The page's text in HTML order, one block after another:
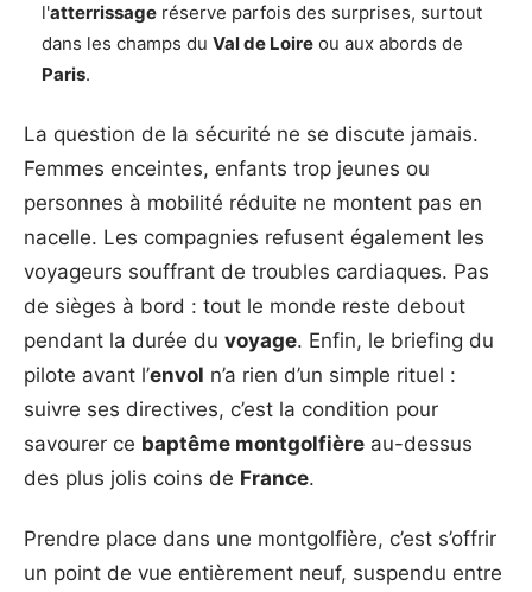
l'atterrissage réserve parfois des surprises, surtout
dans les champs du Val de Loire ou aux abords de
Paris.
La question de la sécurité ne se discute jamais.
Femmes enceintes, enfants trop jeunes ou
personnes à mobilité réduite ne montent pas en
nacelle. Les compagnies refusent également les
voyageurs souffrant de troubles cardiaques. Pas
de sièges à bord : tout le monde reste debout
pendant la durée du voyage. Enfin, le briefing du
pilote avant l’envol n’a rien d’un simple rituel :
suivre ses directives, c’est la condition pour
savourer ce baptême montgolfière au-dessus
des plus jolis coins de France.
Prendre place dans une montgolfière, c’est s’offrir
un point de vue entièrement neuf, suspendu entre